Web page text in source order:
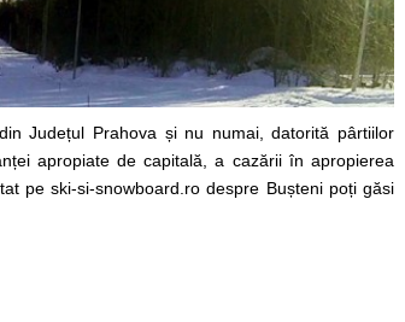
Județul Prahova și nu numai, datorită pârtiilor
apropiate de capitală, a cazării în apropierea
pe ski-si-snowboard.ro despre Bușteni poți găsi